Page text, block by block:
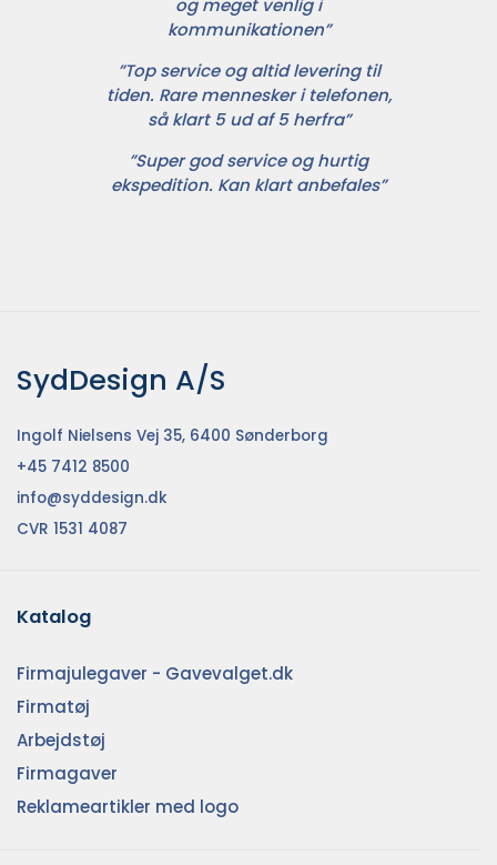
og meget venlig i
kommunikationen”
”Top service og altid levering til
tiden. Rare mennesker i telefonen,
så klart 5 ud af 5 herfra”
”Super god service og hurtig
ekspedition. Kan klart anbefales”
SydDesign A/S
Ingolf Nielsens Vej 35, 6400 Sønderborg
+45 7412 8500
info@syddesign.dk
CVR 1531 4087
Katalog
Firmajulegaver - Gavevalget.dk
Firmatøj
Arbejdstøj
Firmagaver
Reklameartikler med logo